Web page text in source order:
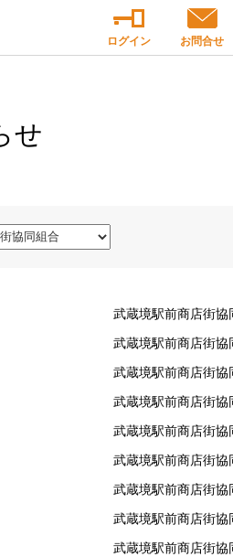
ログイン お問合せ
せ
武蔵境駅前商店街協
武蔵境駅前商店街協
武蔵境駅前商店街協
武蔵境駅前商店街協
武蔵境駅前商店街協
武蔵境駅前商店街協
武蔵境駅前商店街協
武蔵境駅前商店街協
武蔵境駅前商店街協